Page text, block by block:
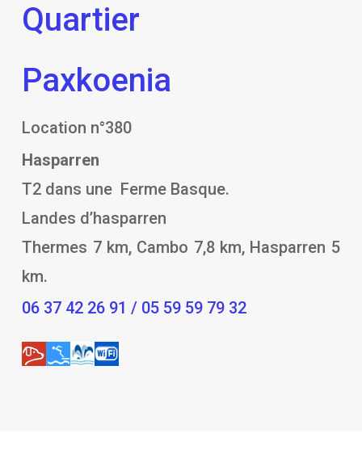
Quartier
Paxkoenia
Location n°380
Hasparren
T2 dans une Ferme Basque.
Landes d’hasparren
Thermes 7 km, Cambo 7,8 km, Hasparren 5
km.
06 37 42 26 91 / 05 59 59 79 32